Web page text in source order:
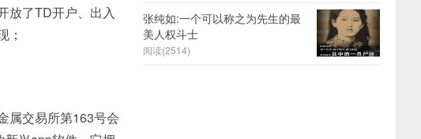
放了TD开户、出入
；
属交易所第163号会
张纯如:一个可以称之为先生的最
美人权斗士
阅读(2514)